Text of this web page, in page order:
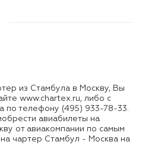
из Стамбула в Москву, Вы
www.chartex.ru, либо с
по телефону (495) 933-78-33.
авиабилеты на
от авиакомпании по самым
чартер Стамбул - Москва на